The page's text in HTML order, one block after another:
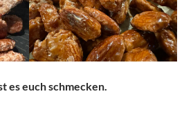
es euch schmecken.